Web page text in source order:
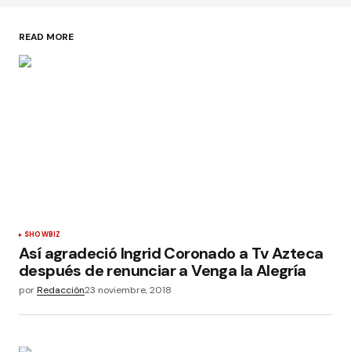
READ MORE
SHOWBIZ
Así agradeció Ingrid Coronado a Tv Azteca
después de renunciar a Venga la Alegría
porRedacción23 noviembre, 2018